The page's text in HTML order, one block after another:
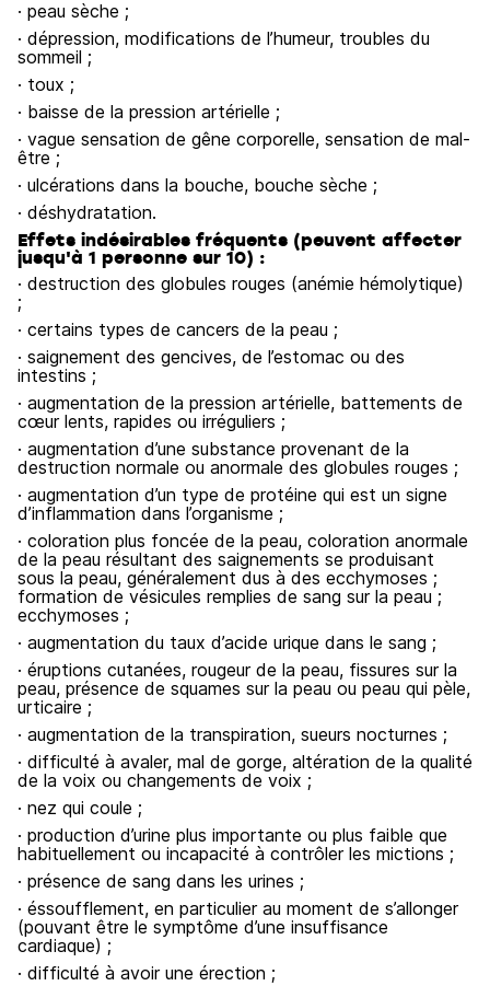
· peau sèche ;
· dépression, modifications de l’humeur, troubles du
sommeil ;
· toux ;
· baisse de la pression artérielle ;
· vague sensation de gêne corporelle, sensation de mal-
être ;
· ulcérations dans la bouche, bouche sèche ;
· déshydratation.
Effets indésirables fréquents (peuvent affecter
jusqu'à 1 personne sur 10) :
· destruction des globules rouges (anémie hémolytique)
;
· certains types de cancers de la peau ;
· saignement des gencives, de l’estomac ou des
intestins ;
· augmentation de la pression artérielle, battements de
cœur lents, rapides ou irréguliers ;
· augmentation d’une substance provenant de la
destruction normale ou anormale des globules rouges ;
· augmentation d’un type de protéine qui est un signe
d’inflammation dans l’organisme ;
· coloration plus foncée de la peau, coloration anormale
de la peau résultant des saignements se produisant
sous la peau, généralement dus à des ecchymoses ;
formation de vésicules remplies de sang sur la peau ;
ecchymoses ;
· augmentation du taux d’acide urique dans le sang ;
· éruptions cutanées, rougeur de la peau, fissures sur la
peau, présence de squames sur la peau ou peau qui pèle,
urticaire ;
· augmentation de la transpiration, sueurs nocturnes ;
· difficulté à avaler, mal de gorge, altération de la qualité
de la voix ou changements de voix ;
· nez qui coule ;
· production d’urine plus importante ou plus faible que
habituellement ou incapacité à contrôler les mictions ;
· présence de sang dans les urines ;
· éssoufflement, en particulier au moment de s’allonger
(pouvant être le symptôme d’une insuffisance
cardiaque) ;
· difficulté à avoir une érection ;